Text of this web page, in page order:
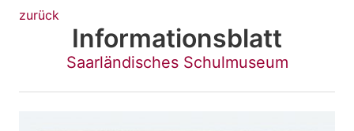
zurück
Informationsblatt
Saarländisches Schulmuseum